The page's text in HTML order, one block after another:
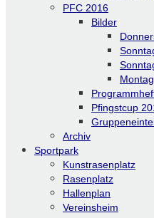
PFC 2016
Bilder
Montag
Pfingstcup
Archiv
Sportpark
Kunstrasenplatz
Rasenplatz
Hallenplan
Vereinsheim